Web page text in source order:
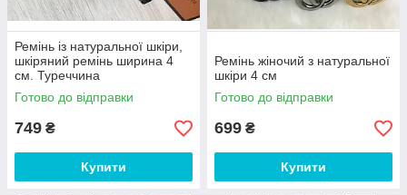
Ремінь із натуральної шкіри,
шкіряний ремінь ширина 4
см. Туреччина
Готово до відправки
749 ₴
Купити
Ремінь жіночий з натуральної
шкіри 4 см
Готово до відправки
699 ₴
Купити